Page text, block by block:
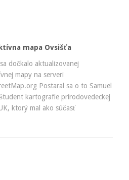
mapa Ovsišťa
dočkalo aktualizovanej
mapy na serveri
Postaral sa o to Samuel
kartografie prírodovedeckej
ktorý mal ako súčasť